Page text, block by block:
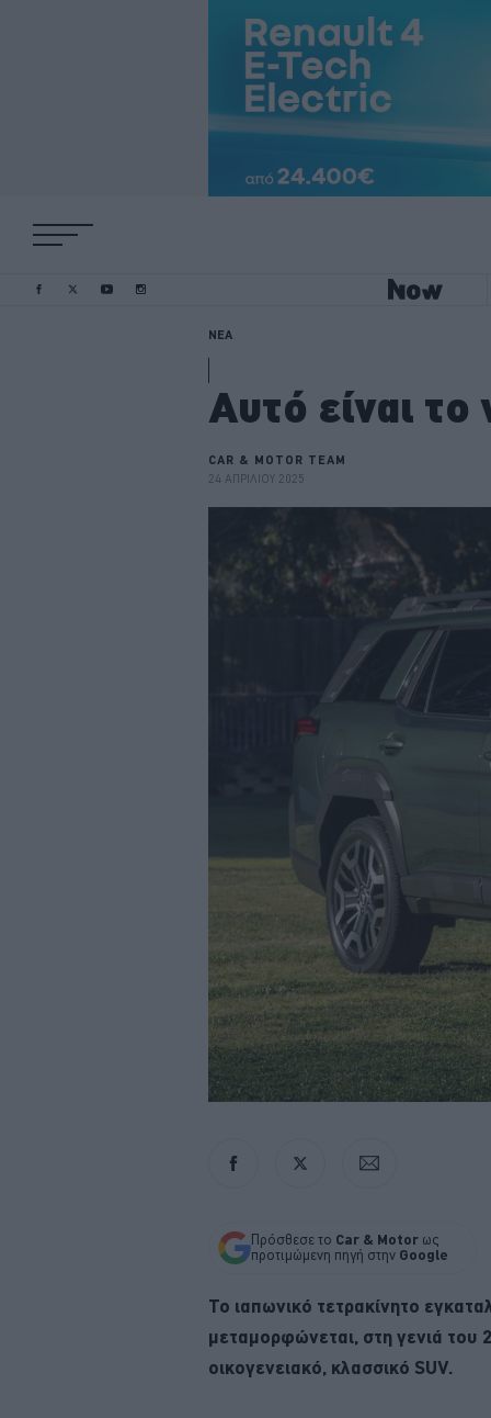
ΝΕΑ
Αυτό είναι
CAR & MOTOR TEAM
24 ΑΠΡΙΛΙΟΥ 2025
Πρόσθεσε το Car & Motor ως
προτιμώμενη πηγή στην Google
Το ιαπωνικό τετρακίνητο
μεταμορφώνεται, στη γενιά του
οικογενειακό, κλασσικό SUV.